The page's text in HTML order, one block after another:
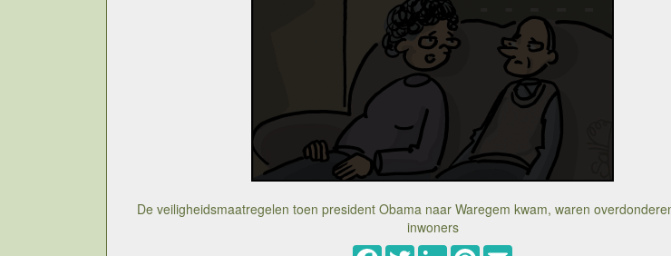
De veiligheidsmaatregelen toen president Obama naar Waregem kwam, waren
inwoners
Facebook
TwitterLinkedInPinterest